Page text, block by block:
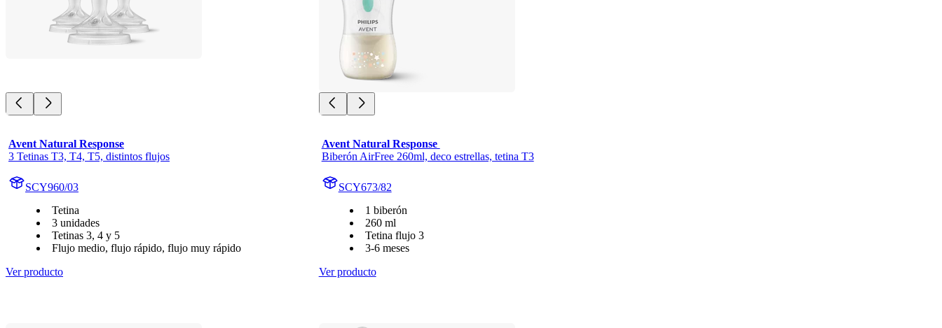
Avent Natural Response
3 Tetinas T3, T4, T5, distintos flujos
SCY960/03
Tetina
3 unidades
Tetinas 3, 4 y 5
Flujo medio, flujo rápido, flujo muy rápido
Ver producto
Avent Natural Response
Biberón AirFree 260ml, deco estrellas, tetina T3
SCY673/82
1 biberón
260 ml
Tetina flujo 3
3-6 meses
Ver producto